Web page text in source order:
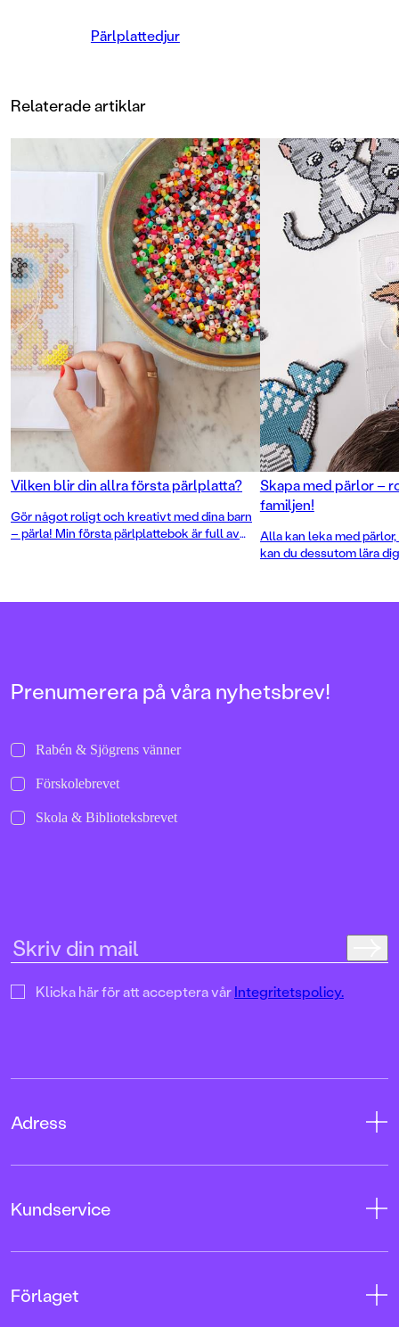
Pärlplattedjur
Relaterade artiklar
Vilken blir din allra första pärlplatta?
Gör något roligt och kreativt med dina barn
– pärla! Min första pärlplattebok är full av
Skapa med pärlor –
familjen!
Alla kan leka med
kan du dessutom lära
Prenumerera på våra nyhetsbrev!
Rabén & Sjögrens vänner
Förskolebrevet
Skola & Biblioteksbrevet
Klicka här för att acceptera vårIntegritetspolicy.
Adress
103 12 Stockholm
Kundservice
Kundservice
Förlaget